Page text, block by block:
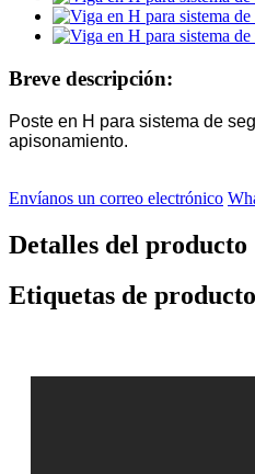
Breve descripción:
Poste en H para sistema de
apisonamiento.
Envíanos un correo electrónico
Detalles del producto
Etiquetas de producto